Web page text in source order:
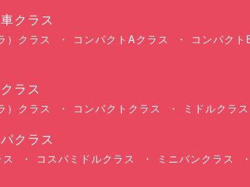
クラス
）クラス コンパクトAクラス コンパクト
ラス
）クラス コンパクトクラス ミドルクラス
クラス
コスパミドルクラス ミニバンクラス